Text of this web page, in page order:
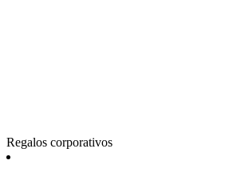
Regalos corporativos